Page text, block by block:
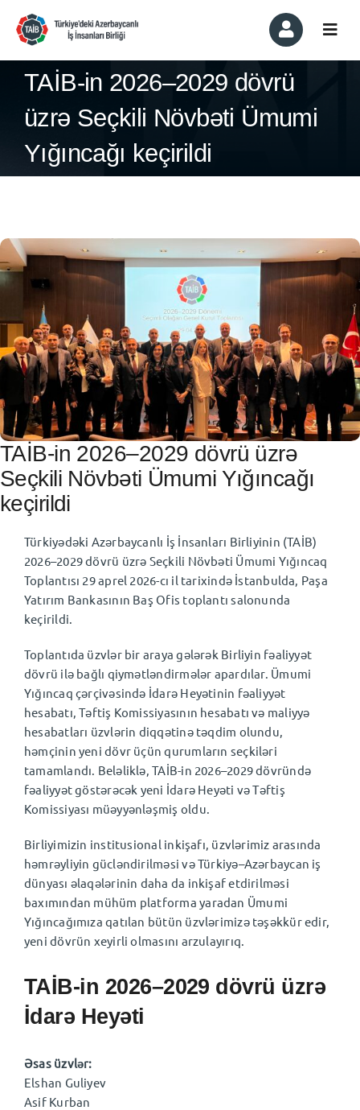
content
Haqqında
Üzvlük və Üzvlər
Komitələr
Mətbuatda Biz
Əlaqə
AZ ⌄
TAİB-in 2026–2029 dövrü
üzrə Seçkili Növbəti Ümumi
Yığıncağı keçirildi
TAİB-in 2026–2029 dövrü üzrə
Seçkili Növbəti Ümumi Yığıncağı
keçirildi
Türkiyədəki Azərbaycanlı İş İnsanları Birliyinin (TAİB)
2026–2029 dövrü üzrə Seçkili Növbəti Ümumi Yığıncaq
Toplantısı 29 aprel 2026-cı il tarixində İstanbulda, Paşa
Yatırım Bankasının Baş Ofis toplantı salonunda
keçirildi.
Toplantıda üzvlər bir araya gələrək Birliyin fəaliyyət
dövrü ilə bağlı qiymətləndirmələr apardılar. Ümumi
Yığıncaq çərçivəsində İdarə Heyətinin fəaliyyət
hesabatı, Təftiş Komissiyasının hesabatı və maliyyə
hesabatları üzvlərin diqqətinə təqdim olundu,
həmçinin yeni dövr üçün qurumların seçkiləri
tamamlandı. Beləliklə, TAİB-in 2026–2029 dövründə
fəaliyyət göstərəcək yeni İdarə Heyəti və Təftiş
Komissiyası müəyyənləşmiş oldu.
Birliyimizin institusional inkişafı, üzvlərimiz arasında
həmrəyliyin gücləndirilməsi və Türkiyə–Azərbaycan iş
dünyası əlaqələrinin daha da inkişaf etdirilməsi
baxımından mühüm platforma yaradan Ümumi
Yığıncağımıza qatılan bütün üzvlərimizə təşəkkür edir,
yeni dövrün xeyirli olmasını arzulayırıq.
TAİB-in 2026–2029 dövrü üzrə
İdarə Heyəti
Əsas üzvlər:
Elshan Guliyev
Asif Kurban